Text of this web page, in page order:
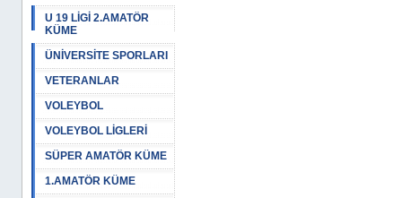
U 19 LİGİ 2.AMATÖR
KÜME
ÜNİVERSİTE SPORLARI
VETERANLAR
VOLEYBOL
VOLEYBOL LİGLERİ
SÜPER AMATÖR KÜME
1.AMATÖR KÜME